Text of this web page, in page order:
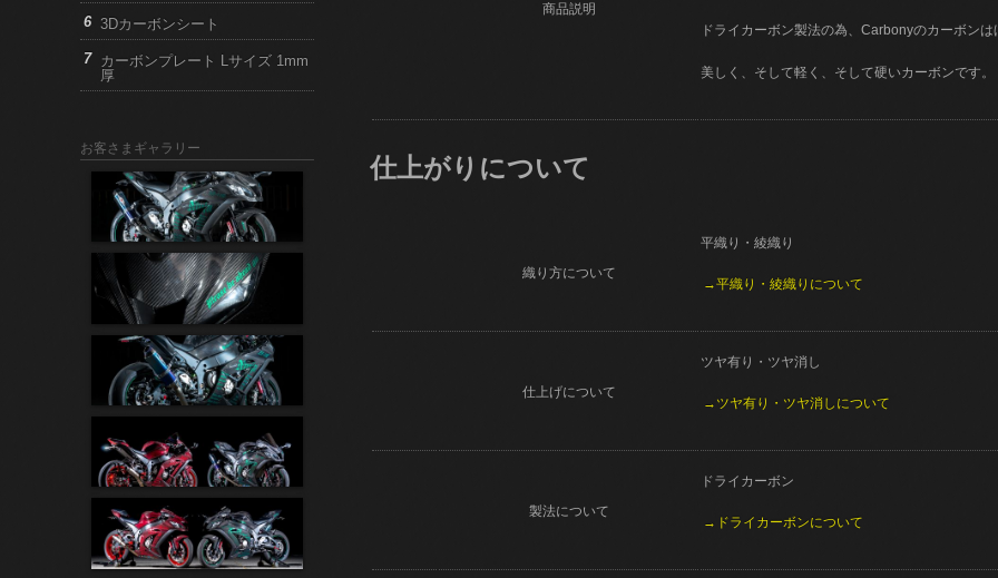
商品説明
ドライカーボン製法の為、Carbonyのカーボン
美しく、そして軽く、そして硬いカーボンです。
仕上がりについて
織り方について
平織り・綾織り
→平織り・綾織りについて
仕上げについて
ツヤ有り・ツヤ消し
→ツヤ有り・ツヤ消しについて
製法について
ドライカーボン
→ドライカーボンについて
3Dカーボンシート
カーボンプレート Lサイズ 1mm
厚
お客さまギャラリー